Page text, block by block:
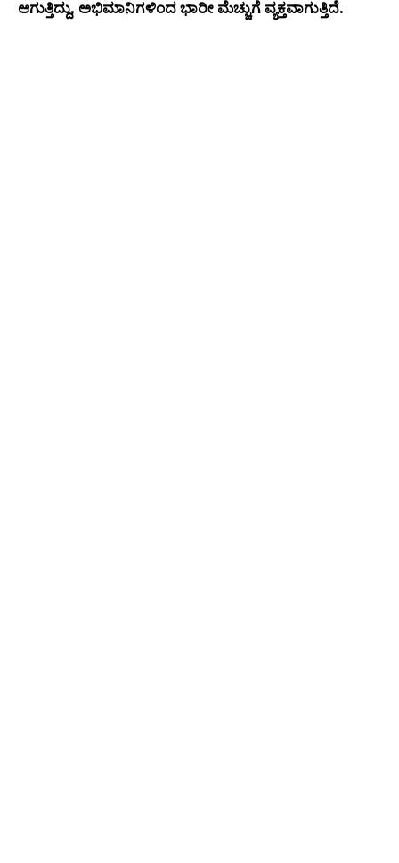
ಆಗುತ್ತಿದ್ದು, ಅಭಿಮಾನಿಗಳಿಂದ ಭಾರೀ ಮೆಚ್ಚುಗೆ ವ್ಯಕ್ತವಾಗುತ್ತಿದೆ.